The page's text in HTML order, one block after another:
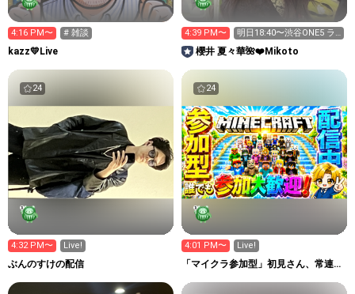
4:16 PM〜 # 雑談
kazz💛Live
4:39 PM〜
明日18:40〜渋谷ONE5 ラ
イブ‼️
櫻井 夏々華🌺❤️Mikoto
24
4:32 PM〜 Live!
ぶんのすけの配信
24
4:01 PM〜 Live!
「マイクラ参加型」初見さん、常連さ